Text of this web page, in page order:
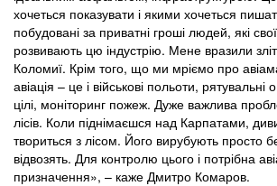
хочеться показувати і якими хочеться
побудовані за приватні гроші людей, які
розвивають цю індустрію. Мене вразили
Коломиї. Крім того, що ми мріємо про
авіація – це і військові польоти, рятувальні
цілі, моніторинг пожеж. Дуже важлива
лісів. Коли піднімаєшся над Карпатами,
твориться з лісом. Його вирубують просто
відвозять. Для контролю цього і потрібна
призначення», – каже Дмитро Комаров.